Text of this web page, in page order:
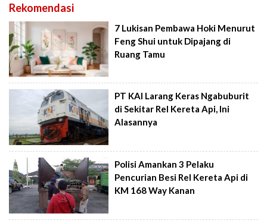
Rekomendasi
7 Lukisan Pembawa Hoki Menurut
Feng Shui untuk Dipajang di
Ruang Tamu
PT KAI Larang Keras Ngabuburit
di Sekitar Rel Kereta Api, Ini
Alasannya
Polisi Amankan 3 Pelaku
Pencurian Besi Rel Kereta Api di
KM 168 Way Kanan